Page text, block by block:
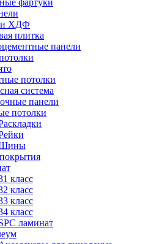
фартуки
ХДФ
плитка
панели
потолки
система
панели
потолки
класс
класс
класс
класс
ламинат